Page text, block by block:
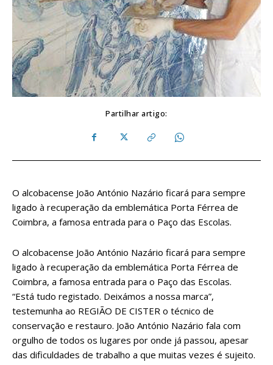
Partilhar artigo:
O alcobacense João António Nazário ficará para sempre
ligado à recuperação da emblemática Porta Férrea de
Coimbra, a famosa entrada para o Paço das Escolas.
O alcobacense João António Nazário ficará para sempre
ligado à recuperação da emblemática Porta Férrea de
Coimbra, a famosa entrada para o Paço das Escolas.
“Está tudo registado. Deixámos a nossa marca”,
testemunha ao REGIÃO DE CISTER o técnico de
conservação e restauro. João António Nazário fala com
orgulho de todos os lugares por onde já passou, apesar
das dificuldades de trabalho a que muitas vezes é sujeito.